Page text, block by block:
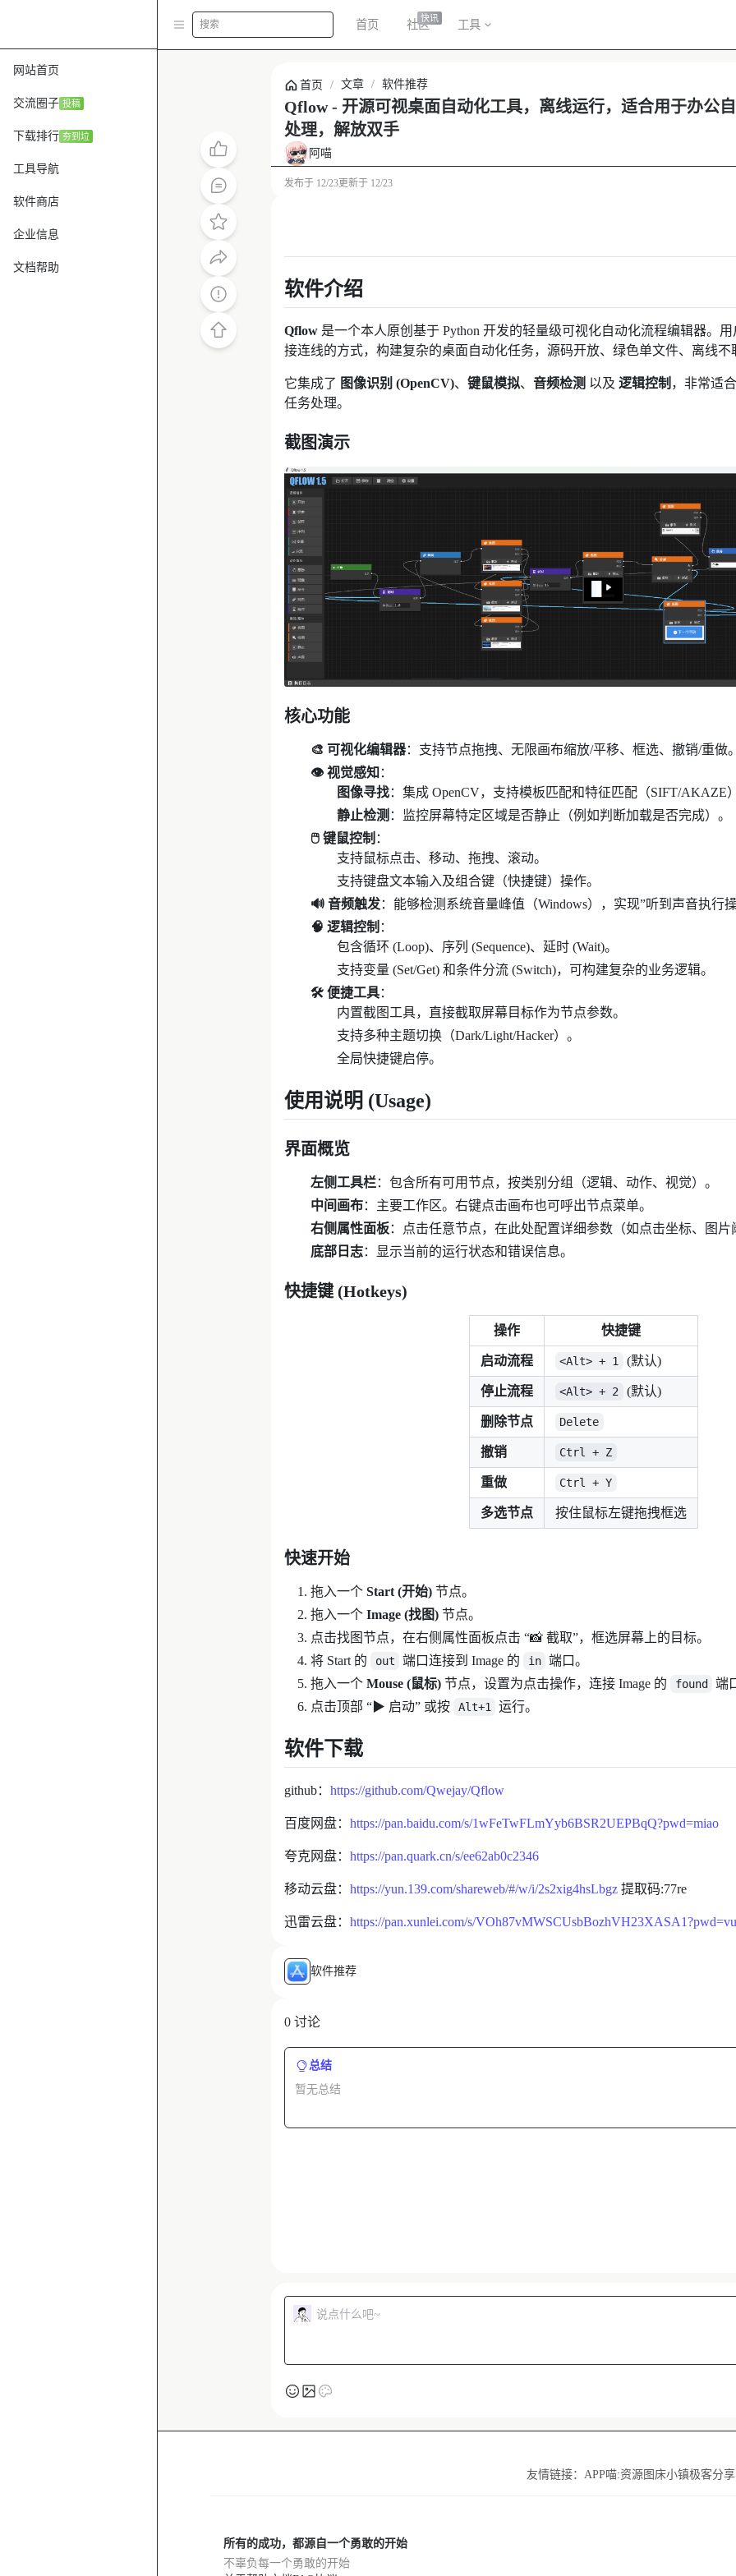
网站首页
交流圈子 投稿
下载排行 夯到垃
工具导航
软件商店
企业信息
文档帮助
搜索 首页 社区快讯 工具
首页 / 文章 / 软件推荐
Qflow - 开源可视桌面自动化工具，离线运行，适合用于办公
处理，解放双手
阿喵
发布于 12/23更新于 12/23
软件介绍
Qflow 是一个本人原创基于 Python 开发的轻量级可视化自动化流程编辑器。
接连线的方式，构建复杂的桌面自动化任务，源码开放、绿色单文件、离线
它集成了 图像识别 (OpenCV)、键鼠模拟、音频检测 以及逻辑控制 ，非常适
任务处理。
截图演示
核心功能
🎨 可视化编辑器：支持节点拖拽、无限画布缩放/平移、框选、撤销/重做
👁️ 视觉感知 ：
图像寻找：集成 OpenCV，支持模板匹配和特征匹配（SIFT/AKAZE
静止检测 ：监控屏幕特定区域是否静止（例如判断加载是否完成）。
🖱️ 键鼠控制 ：
支持鼠标点击、移动、拖拽、滚动。
支持键盘文本输入及组合键（快捷键）操作。
🔊 音频触发：能够检测系统音量峰值（Windows），实现”听到声音执行
🧠 逻辑控制 ：
包含循环 (Loop)、序列 (Sequence)、延时 (Wait)。
支持变量 (Set/Get) 和条件分流 (Switch)，可构建复杂的业务逻辑。
🛠️ 便捷工具：
内置截图工具，直接截取屏幕目标作为节点参数。
支持多种主题切换（Dark/Light/Hacker）。
全局快捷键启停。
使用说明 (Usage)
界面概览
左侧工具栏：包含所有可用节点，按类别分组（逻辑、动作、视觉）。
中间画布：主要工作区。右键点击画布也可呼出节点菜单。
右侧属性面板：点击任意节点，在此处配置详细参数（如点击坐标、图
底部日志：显示当前的运行状态和错误信息。
快捷键 (Hotkeys)
操作 快捷键
启动流程 <Alt> + 1 (默认)
停止流程 <Alt> + 2 (默认)
删除节点 Delete
撤销 Ctrl + Z
重做 Ctrl + Y
多选节点 按住鼠标左键拖拽框选
快速开始
拖入一个Start (开始) 节点。
拖入一个Image (找图) 节点。
点击找图节点，在右侧属性面板点击 “📸 截取”，框选屏幕上的目标。
将 Start 的
out 端口连接到 Image 的 in 端口。
拖入一个Mouse (鼠标) 节点，设置为点击操作，连接 Image 的 found
端
点击顶部 “▶ 启动” 或按
Alt+1 运行。
软件下载
github：https://github.com/Qwejay/Qflow
百度网盘：https://pan.baidu.com/s/1wFeTwFLmYyb6BSR2UEPBqQ?pwd=miao
夸克网盘：https://pan.quark.cn/s/ee62ab0c2346
移动云盘：https://yun.139.com/shareweb/#/w/i/2s2xig4hsLbgz 提取码:77re
迅雷云盘：https://pan.xunlei.com/s/
软件推荐
0 讨论
总结
暂无总结
友情链接： APP喵:资源 图床小镇极客分享
所有的成功，都源自一个勇敢的开始
不辜负每一个勇敢的开始